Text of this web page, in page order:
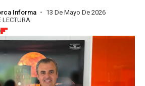
Informa
13 De Mayo De 2026
LECTURA